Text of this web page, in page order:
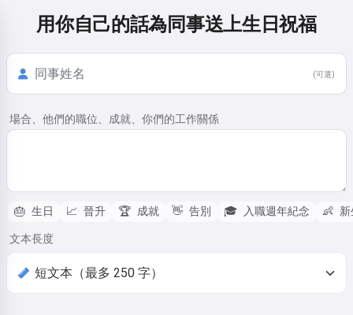
用你自己的話為同事送上生日祝福
(可選)
場合、他們的職位、成就、你們的工作關係
🎂 生日 📈 晉升 🏆 成就 👋 告別 🎓 入職週年紀念 👶
文本長度